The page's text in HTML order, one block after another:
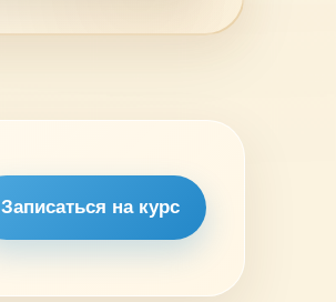
Записаться на курс